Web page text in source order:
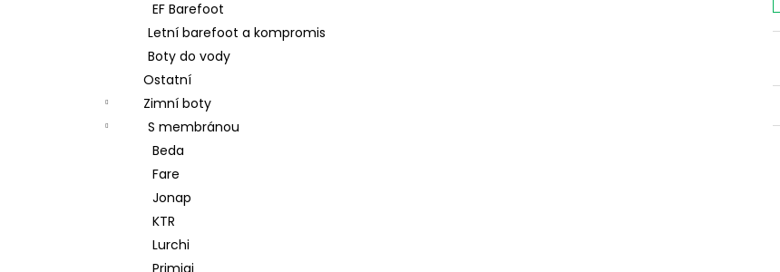
EF Barefoot
Letní barefoot a kompromis
Boty do vody
Ostatní
Zimní boty
S membránou
Beda
Fare
Jonap
KTR
Lurchi
Primigi